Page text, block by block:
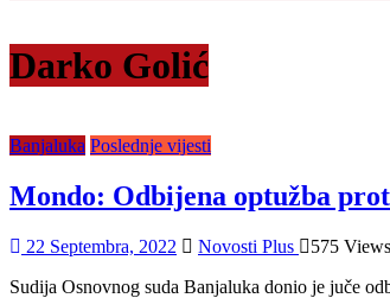
Darko Golić
Banjaluka Poslednje vijesti
Mondo: Odbijena optužba
22 Septembra, 2022 Novosti Plus 575 Views
Sudija Osnovnog suda Banjaluka donio je juče